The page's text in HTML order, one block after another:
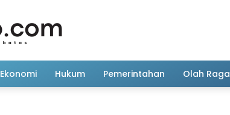
Ekonomi Hukum Pemerintahan Olah Raga